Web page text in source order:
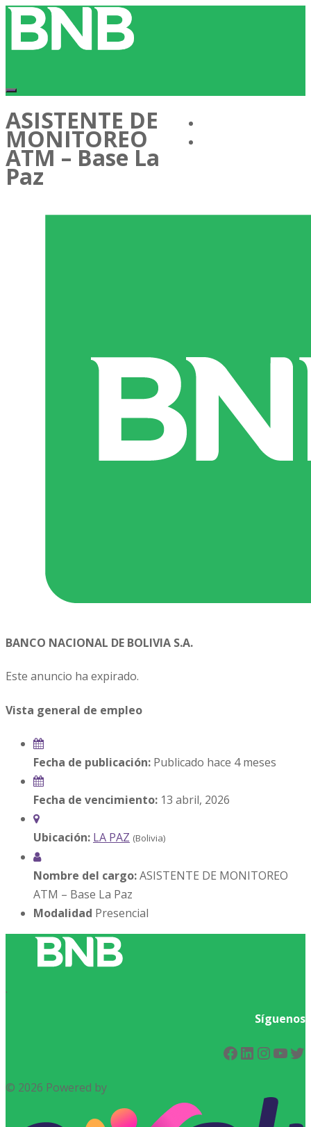
ASISTENTE DE
MONITOREO
ATM – Base La
Paz
BANCO NACIONAL DE BOLIVIA S.A.
Este anuncio ha expirado.
Vista general de empleo
Fecha de publicación: Publicado hace 4 meses
Fecha de vencimiento: 13 abril, 2026
Ubicación: LA PAZ (Bolivia)
Nombre del cargo:ASISTENTE DE MONITOREO
ATM – Base La Paz
Modalidad Presencial
.
Síguenos
Facebook
LinkedIn
© 2026 Powered by